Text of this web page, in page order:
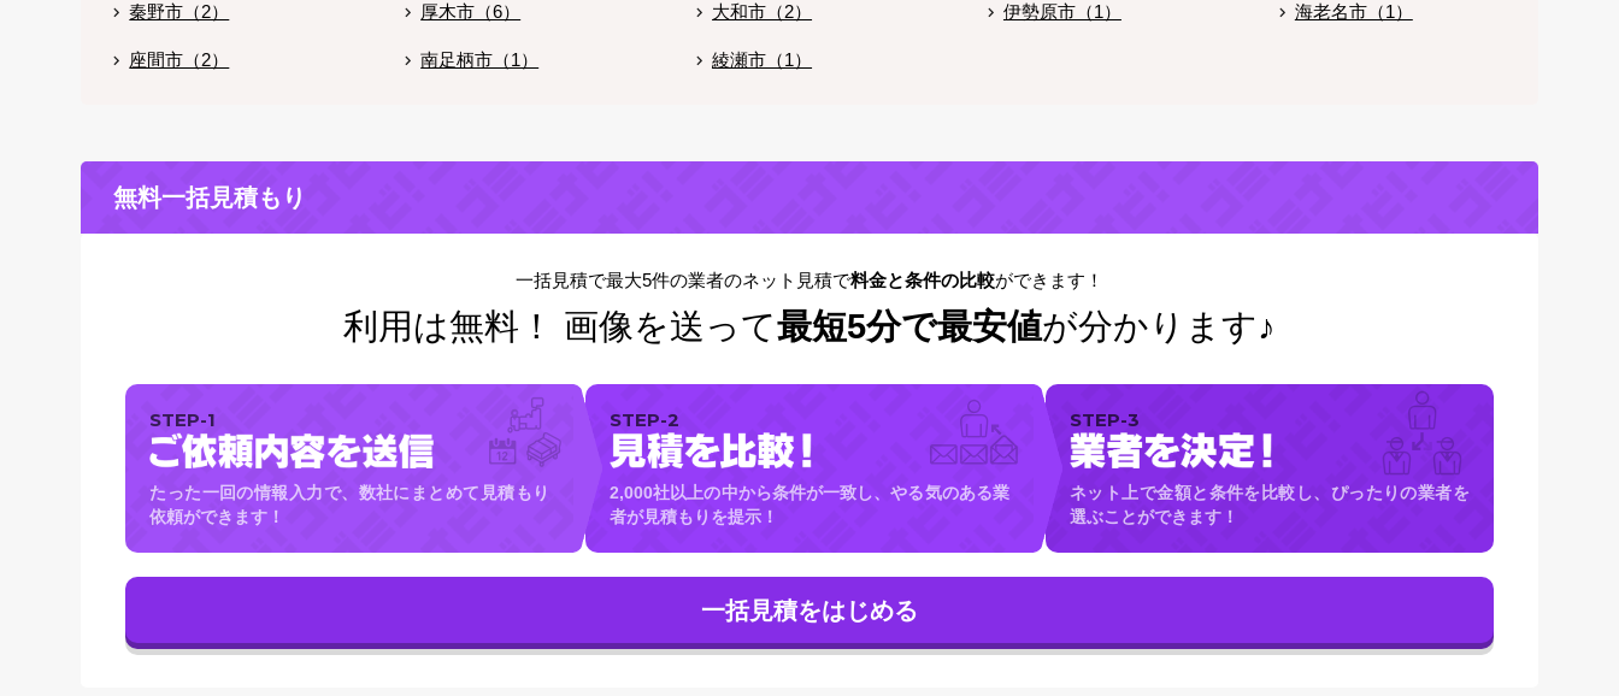
秦野市（2） 厚木市（6） 大和市（2） 伊勢原市（1） 海老名市（1）
座間市（2） 南足柄市（1） 綾瀬市（1）
無料一括見積もり
一括見積で最大5件の業者のネット見積で料金と条件の比較ができます！
利用は無料！ 画像を送って最短5分で最安値が分かります♪
STEP-1
たった一回の情報入力で、数社にまとめて見積もり
依頼ができます！
STEP-2
2,000社以上の中から条件が一致し、やる気のある業
者が見積もりを提示！
STEP-3
ネット上で金額と条件を比較し、ぴったりの業者を
選ぶことができます！